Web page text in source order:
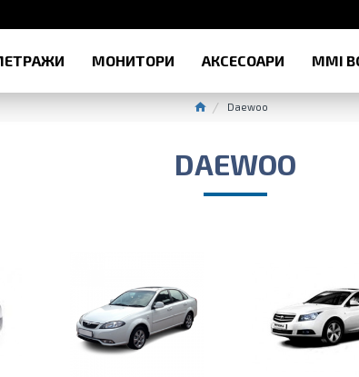
МОНИТОРИ АКСЕСОАРИ MMI
Daewoo
DAEWOO